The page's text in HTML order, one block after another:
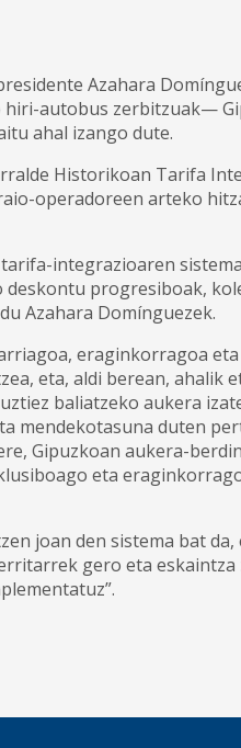
Azahara
autobus zerbitzuak—
ahal izango dute.
Historikoan Tarifa
operadoreen arteko
integrazioaren
progresiboak,
Azahara Domínguezek.
eraginkorragoa
eta, aldi berean, ahalik
baliatzeko aukera
duten
Gipuzkoan aukera-
eta
joan den sistema bat
gero eta